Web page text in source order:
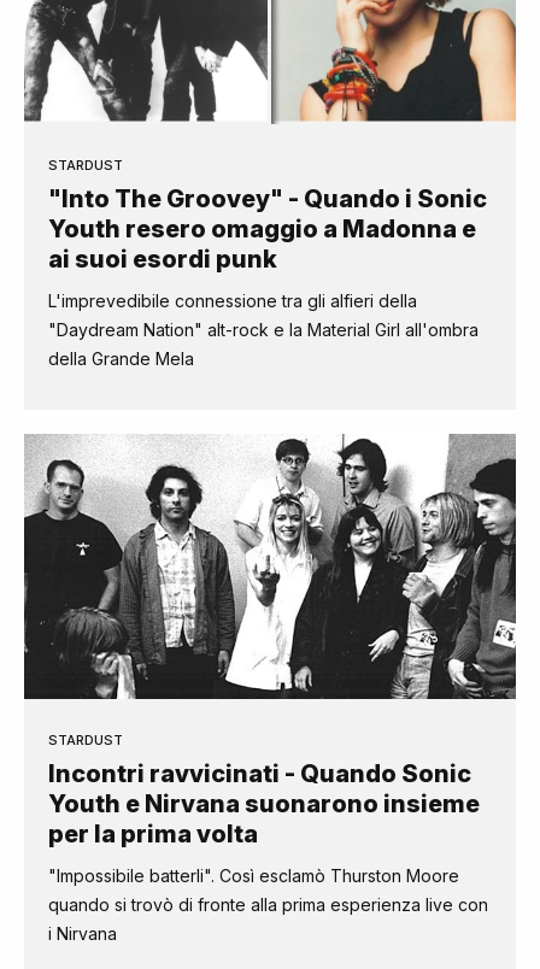
STARDUST
"Into The Groovey" - Quando i Sonic
Youth resero omaggio a Madonna e
ai suoi esordi punk
L'imprevedibile connessione tra gli alfieri della
"Daydream Nation" alt-rock e la Material Girl all'ombra
della Grande Mela
STARDUST
Incontri ravvicinati - Quando Sonic
Youth e Nirvana suonarono insieme
per la prima volta
"Impossibile batterli". Così esclamò Thurston Moore
quando si trovò di fronte alla prima esperienza live con
i Nirvana